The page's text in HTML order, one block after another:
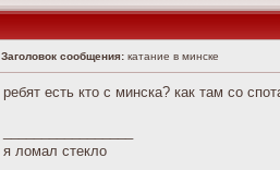
Заголовок сообщения: катание в минске
ребят есть кто с минска? как там со
я ломал стекло